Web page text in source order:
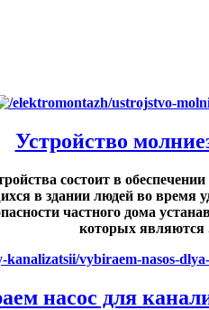
Устройство
состоит в
в здании людей во время
частного дома
которых являются
насос для